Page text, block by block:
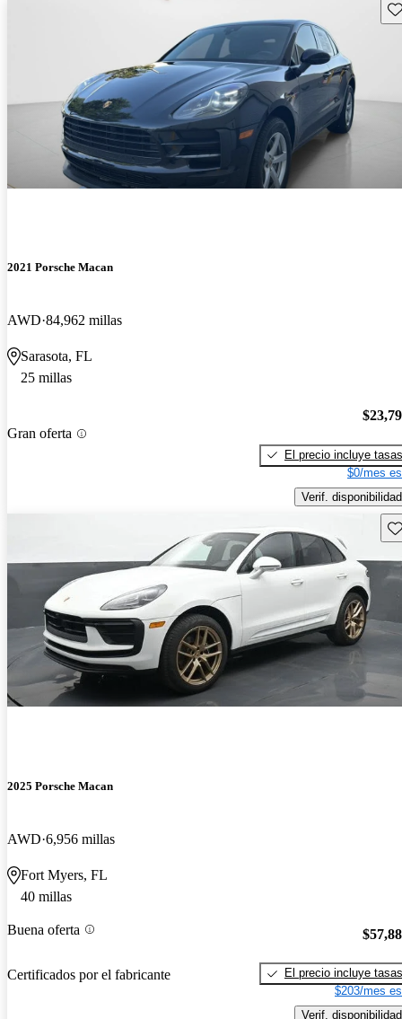
2021 Porsche Macan
AWD 84,962 millas
Sarasota, FL
25 millas
Gran oferta
El precio incluye tasas
$0/mes
Verif. disponibilidad
2025 Porsche Macan
AWD 6,956 millas
Fort Myers, FL
40 millas
Buena oferta
Certificados por el fabricante
El precio incluye tasas
$203/mes
Verif. disponibilidad